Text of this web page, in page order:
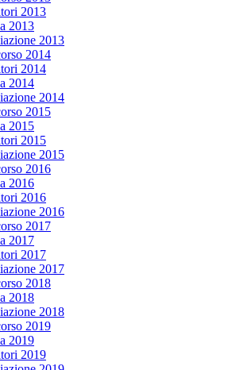
2013
2013
2013
2014
2014
2014
2014
2015
2015
2015
2015
2016
2016
2016
2016
2017
2017
2017
2017
2018
2018
2018
2019
2019
2019